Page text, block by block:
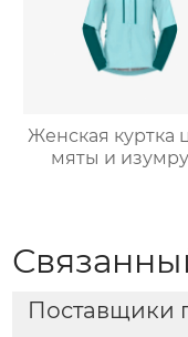
Женская куртка
мяты и
Поставщики